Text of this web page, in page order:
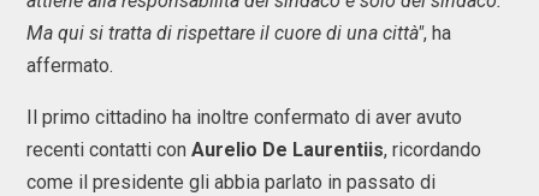
Ma qui si tratta di rispettare il cuore di una città", ha
affermato.
Il primo cittadino ha inoltre confermato di aver avuto
recenti contatti con Aurelio De Laurentiis, ricordando
come il presidente gli abbia parlato in passato di